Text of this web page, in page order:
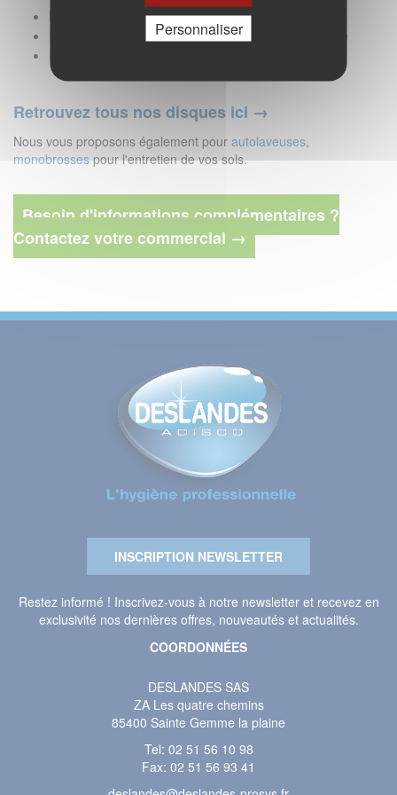
: Tous types de sols
: Tous les sols plastiques, carrelage, terre cuite
Retrouvez tous nos disques ici →
Nous vous proposons également pour autolaveuses,
monobrossespour l'entretien de vos sols.
Besoin d'informations complémentaires ?
Contactez votre commercial →
INSCRIPTION NEWSLETTER
Restez informé ! Inscrivez-vous à notre newsletter et recevez en
exclusivité nos dernières offres, nouveautés et actualités.
COORDONNÉES
DESLANDES SAS
ZA Les quatre chemins
85400 Sainte Gemme la plaine
Tel: 02 51 56 10 98
Fax: 02 51 56 93 41
Personnaliser